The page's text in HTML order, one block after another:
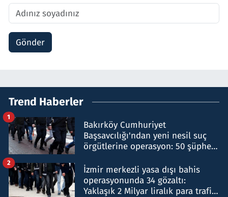
Gönder
Trend Haberler
Bakırköy Cumhuriyet
Başsavcılığı'ndan yeni nesil suç
örgütlerine operasyon: 50 şüpheli
1
İzmir merkezli yasa dışı bahis
operasyonunda 34 gözaltı:
Yaklaşık 2 Milyar liralık para trafiği
2